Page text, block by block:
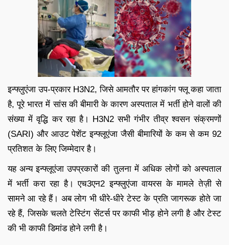
इन्फ्लुएंजा उप-प्रकार H3N2, जिसे आमतौर पर हांगकांग फ्लू कहा जाता
है, पूरे भारत में सांस की बीमारी के कारण अस्पताल में भर्ती होने वालों की
संख्या में वृद्धि कर रहा है। H3N2 सभी गंभीर तीव्र श्वसन संक्रमणों
(SARI) और आउट पेशेंट इन्फ्लूएंजा जैसी बीमारियों के कम से कम 92
प्रतिशत के लिए जिम्मेदार है।
यह अन्य इन्फ्लूएंजा उपप्रकारों की तुलना में अधिक लोगों को अस्पताल
में भर्ती करा रहा है। एच3एन2 इन्फ्लुएंजा वायरस के मामले तेज़ी से
सामने आ रहे हैं। अब लोग भी धीरे-धीरे टेस्ट के प्रति जागरूक होते जा
रहे हैं, जिसके चलते टेस्टिंग सेंटर्स पर काफी भीड़ होने लगी है और टेस्ट
की भी काफी डिमांड होने लगी है।